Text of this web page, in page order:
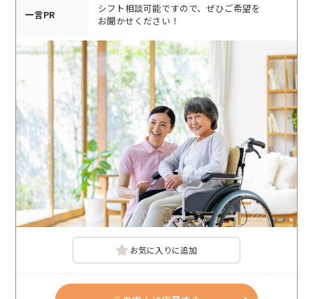
一言PR
シフト相談可能ですので、ぜひご希望を
お聞かせください！
お気に入りに追加